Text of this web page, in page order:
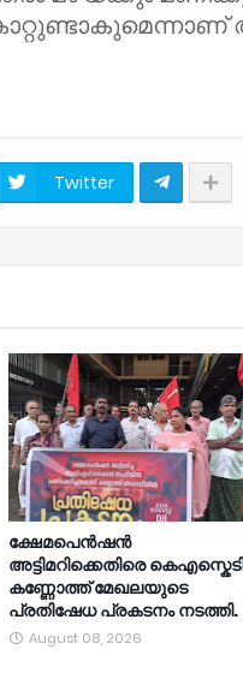
Twitter
ക്ഷേമപെൻഷൻ
അട്ടിമറിക്കെതിരെ
കണ്ണോത്ത് മേഖലയുടെ
പ്രതിഷേധ പ്രകടനം നടത്തി.
August 08, 2026